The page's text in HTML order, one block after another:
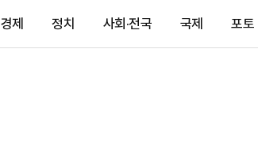
경제 정치 사회·전국 국제 포토